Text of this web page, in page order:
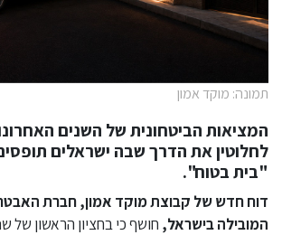
תמונה: מוקד אמון
המציאות הביטחונית של השנים
לחלוטין את הדרך שבה ישראלים
"בית בטוח".
דוח חדש של קבוצת מוקד אמון, חברת
המובילה בישראל,